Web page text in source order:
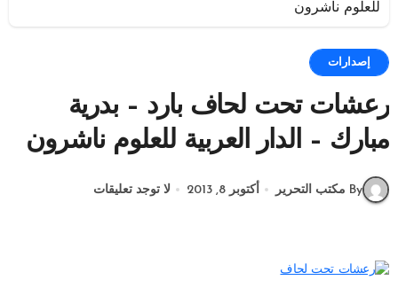
للعلوم ناشرون
إصدارات
رعشات تحت لحاف بارد – بدرية
مبارك – الدار العربية للعلوم ناشرون
By مكتب التحرير أكتوبر 8, 2013 لا توجد تعليقات